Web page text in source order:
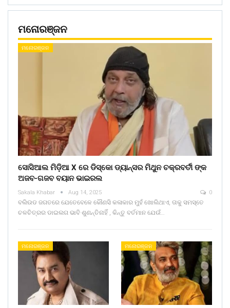
ମନୋରଞ୍ଜନ
ମନୋରଞ୍ଜନ
ସୋସିଆଲ ମିଡ଼ିଆ X ରେ ଡିସ୍କୋ ଡ୍ୟାନ୍ସର ମିଥୁନ ଚକ୍ରବର୍ତୀ ଙ୍କ
ଅଜବ-ଗଜବ ବୟାନ ଭାଇରଲ
Sakala Khabar Aug 14, 2025 0
ବଲିଉଡ ଜଗତରେ ଯେତେବେଳେ କୌଣସି କଳାକାର ମୁହଁ ଖୋଲିଥାଏ, ତାକୁ ସମସ୍ତେ
ଚଳଚିତ୍ରର ଡାଇଲଗ ଭାବି ଶୁଣନ୍ତିନାହିଁ , କିନ୍ତୁ ବର୍ତମାନ ଯେଉଁ…
ମନୋରଞ୍ଜନ ମନୋରଞ୍ଜନ